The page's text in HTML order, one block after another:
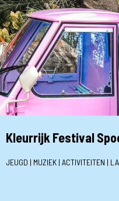
Kleurrijk Festival
JEUGD | MUZIEK | ACTIVITEITEN |